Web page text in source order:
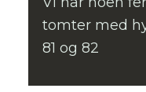
tomter med
81 og 82